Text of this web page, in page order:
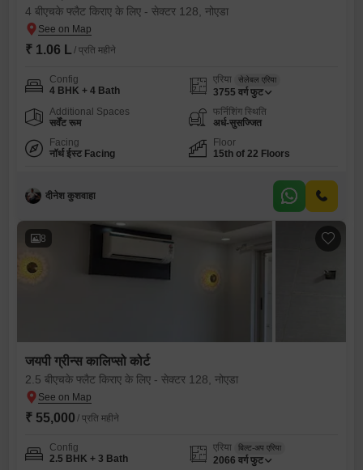
4 बीएचके फ्लैट किराए के लिए - सेक्टर 128, नोएडा
₹ 1.06 L / प्रति महीने
Config
4 BHK + 4 Bath
एरिया सेलेबल एरिया
3755 वर्ग फुट
Additional Spaces
सर्वेंट रूम
फर्निशिंग स्थिति
अर्ध-सुसज्जित
Facing
नॉर्थ ईस्ट Facing
Floor
15th of 22 Floors
दीनेश कुशवाहा
8
जयपी ग्रीन्स कालिप्सो कोर्ट
2.5 बीएचके फ्लैट किराए के लिए - सेक्टर 128, नोएडा
₹ 55,000 / प्रति महीने
Config
2.5 BHK + 3 Bath
एरिया बिल्ट-अप एरिया
2066 वर्ग फुट